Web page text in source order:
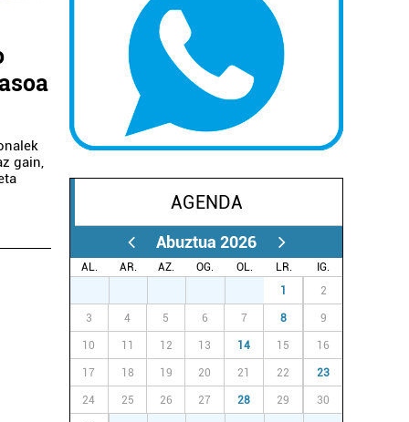
gain,
AGENDA
Abuztua 2026
AL. AR. AZ. OG. OL. LR.
IG.
1 2
3 4 5 6 7 8 9
10 11 12 13 14 15 16
17 18 19 20 21 22 23
24 25 26 27 28 29 30